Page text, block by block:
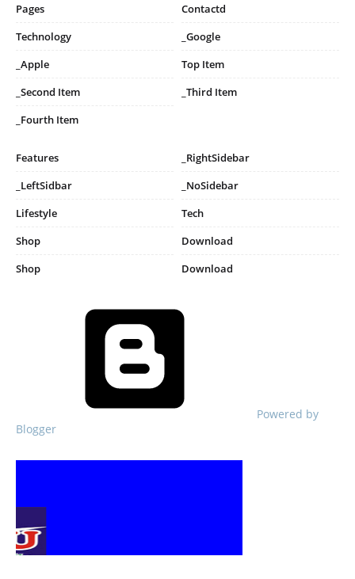
Pages
Contactd
Technology
_Google
_Apple
Top Item
_Second Item
_Third Item
_Fourth Item
Features
_RightSidebar
_LeftSidbar
_NoSidebar
Lifestyle
Tech
Shop
Download
Shop
Download
Powered by
Blogger
Responsive Advertisement